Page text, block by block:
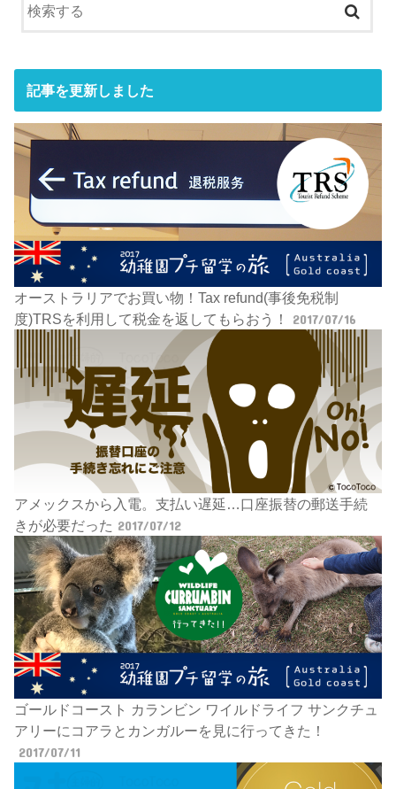
記事を更新しました
オーストラリアでお買い物！Tax refund(事後免税制
度)TRSを利用して税金を返してもらおう！
2017/07/16
アメックスから入電。支払い遅延…口座振替の郵送手続
きが必要だった 2017/07/12
ゴールドコースト カランビン ワイルドライフ サンクチュ
アリーにコアラとカンガルーを見に行ってきた！
2017/07/11